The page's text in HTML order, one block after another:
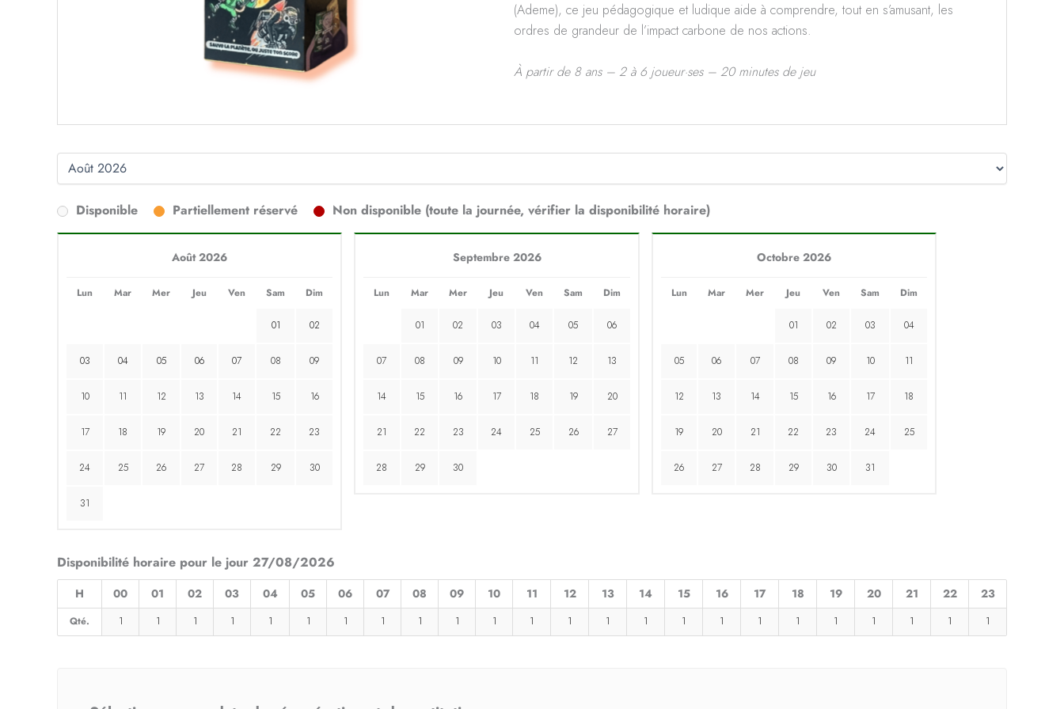
(Ademe), ce jeu pédagogique et ludique aide à comprendre, tout en s’amusant, les
ordres de grandeur de l’impact carbone de nos actions.
À partir de 8 ans – 2 à 6 joueur·ses – 20 minutes de jeu
Disponible Partiellement réservé Non disponible (toute la journée, vérifier la disponibilité horaire)
Août 2026
Lun Mar Mer Jeu Ven Sam Dim
01 02
03 04 05 06 07 08 09
10 11 12 13 14 15 16
17 18 19 20 21 22 23
24 25 26 27 28 29 30
31
Septembre 2026
Lun Mar Mer Jeu Ven Sam Dim
01 02 03 04 05 06
07 08 09 10 11 12 13
14 15 16 17 18 19 20
21 22 23 24 25 26 27
28 29 30
Octobre 2026
Lun Mar Mer Jeu Ven Sam Dim
01 02 03 04
05 06 07 08 09 10 11
12 13 14 15 16 17 18
19 20 21 22 23 24 25
26 27 28 29 30 31
Disponibilité horaire pour le jour 27/08/2026
H 00 01 02 03 04 05 06 07 08 09 10 11 12 13 14 15 16 17 18 19 20 21 22 23
Qté. 1 1 1 1 1 1 1 1 1 1 1 1 1 1 1 1 1 1 1 1 1 1 1 1